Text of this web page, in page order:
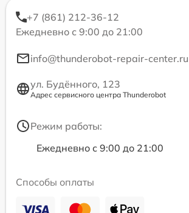
+7 (861) 212-36-12
Ежедневно с 9:00 до 21:00
info@thunderobot-repair-center.ru
ул. Будённого, 123
Адрес сервисного центра Thunderobot
Режим работы:
Ежедневно с 9:00 до 21:00
Способы оплаты